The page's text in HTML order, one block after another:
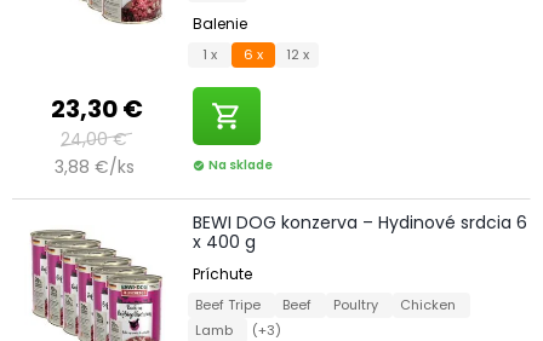
23,30 €
24,00 €
3,88 €/ks
Balenie
1 x 6 x 12 x
shopping_cart
check_circle Na sklade
BEWI DOG konzerva – Hydinové srdcia 6
x 400 g
Príchute
Beef Tripe Beef Poultry
Chicken
Lamb
(+3)